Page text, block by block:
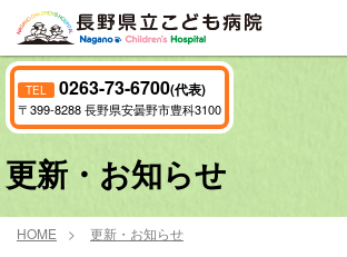
TEL 0263-73-6700(代表)
〒399-8288 長野県安曇野市豊科3100
更新・お知らせ
HOME
更新・お知らせ